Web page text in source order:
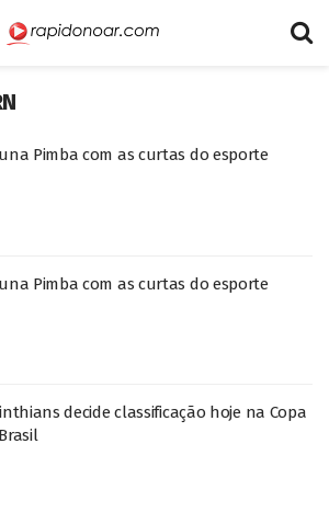
Pimba com as curtas do esporte
Pimba com as curtas do esporte
decide classificação hoje na Copa